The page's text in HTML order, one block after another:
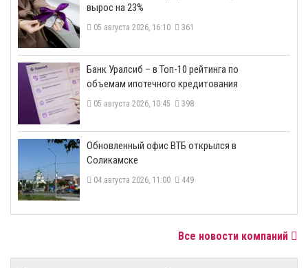
вырос на 23%
05 августа 2026, 16:10 361
​Банк Уралсиб – в Топ-10 рейтинга по
объемам ипотечного кредитования
05 августа 2026, 10:45 398
​Обновленный офис ВТБ открылся в
Соликамске
04 августа 2026, 11:00 449
Все новости компаний